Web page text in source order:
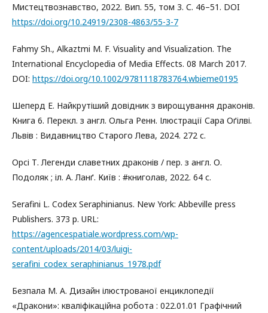
Мистецтвознавство, 2022. Вип. 55, том 3. С. 46–51. DOI
https://doi.org/10.24919/2308-4863/55-3-7
Fahmy Sh., Alkaztmi M. F. Visuality and Visualization. The
International Encyclopedia of Media Effects. 08 March 2017.
DOI: https://doi.org/10.1002/9781118783764.wbieme0195
Шеперд Е. Найкрутіший довідник з вирощування драконів.
Книга 6. Перекл. з англ. Ольга Ренн. Ілюстрації Сара Оґілві.
Львів : Видавництво Старого Лева, 2024. 272 с.
Орсі Т. Легенди славетних драконів / пер. з англ. О.
Подоляк ; іл. А. Ланґ. Київ : #книголав, 2022. 64 с.
Serafini L. Codex Seraphinianus. New York: Abbeville press
Publishers. 373 p. URL:
https://agencespatiale.wordpress.com/wp-
content/uploads/2014/03/luigi-
serafini_codex_seraphinianus_1978.pdf
Безпала М. А. Дизайн ілюстрованої енциклопедії
«Дракони»: кваліфікаційна робота : 022.01.01 Графічний